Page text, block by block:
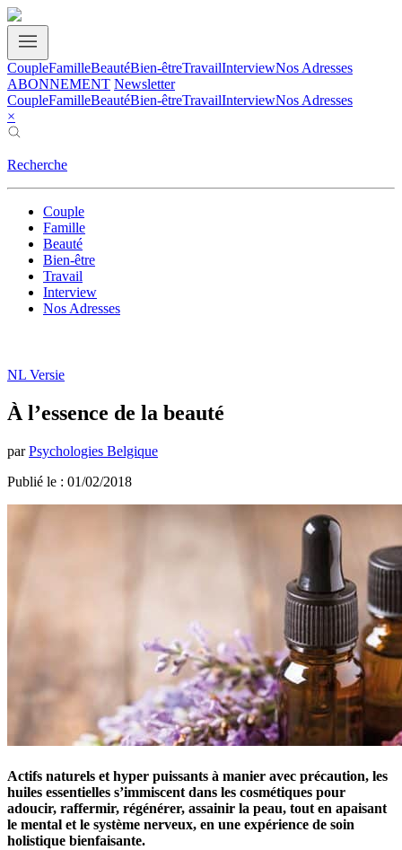
CoupleFamilleBeautéBien-êtreTravailInterviewNos Adresses
ABONNEMENT Newsletter
CoupleFamilleBeautéBien-êtreTravailInterviewNos Adresses
×
Recherche
Couple
Famille
Beauté
Bien-être
Travail
Interview
Nos Adresses
NL Versie
À l’essence de la beauté
par Psychologies Belgique
Publié le : 01/02/2018
Actifs naturels et hyper puissants à manier avec précaution, les
huiles essentielles s’immiscent dans les cosmétiques pour
adoucir, raffermir, régénérer, assainir la peau, tout en apaisant
le mental et le système nerveux, en une expérience de soin
holistique bienfaisante.